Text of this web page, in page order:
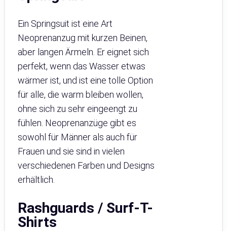
Ein Springsuit ist eine Art
Neoprenanzug mit kurzen Beinen,
aber langen Ärmeln. Er eignet sich
perfekt, wenn das Wasser etwas
wärmer ist, und ist eine tolle Option
für alle, die warm bleiben wollen,
ohne sich zu sehr eingeengt zu
fühlen. Neoprenanzüge gibt es
sowohl für Männer als auch für
Frauen und sie sind in vielen
verschiedenen Farben und Designs
erhältlich.
Rashguards / Surf-T-
Shirts